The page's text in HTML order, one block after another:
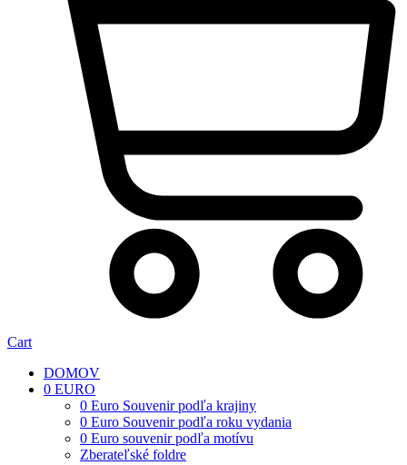
Cart
DOMOV
0 EURO
0 Euro Souvenir podľa krajiny
0 Euro Souvenir podľa roku vydania
0 Euro souvenir podľa motívu
Zberateľské foldre